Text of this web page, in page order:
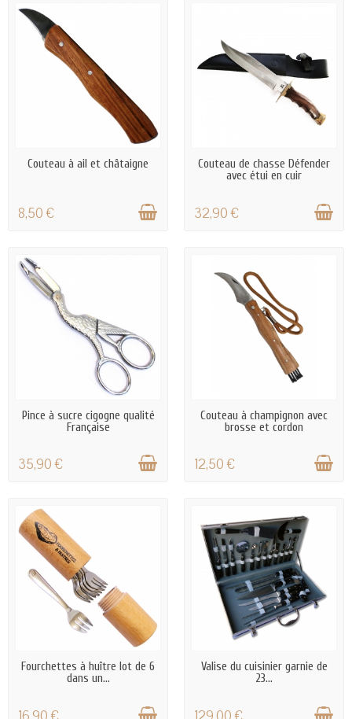
EN STOCK
Couteau à ail et châtaigne
8,50 €
EN STOCK
Couteau de chasse Défender
avec étui en cuir
32,90 €
EN STOCK
Pince à sucre cigogne qualité
Française
35,90 €
EN STOCK
Couteau à champignon avec
brosse et cordon
12,50 €
EN STOCK
Fourchettes à huître lot de 6
dans un...
EN STOCK
Valise du cuisinier garnie de
23...